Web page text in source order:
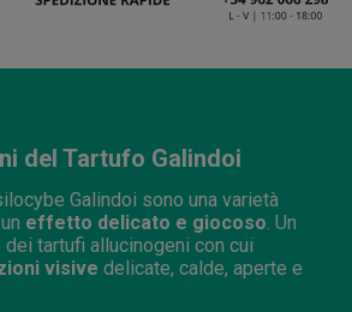
del Tartufo Galindoi
Galindoi sono una varietà
effetto delicato e giocoso . Un
tartufi allucinogeni con cui
visive delicate, calde, aperte e